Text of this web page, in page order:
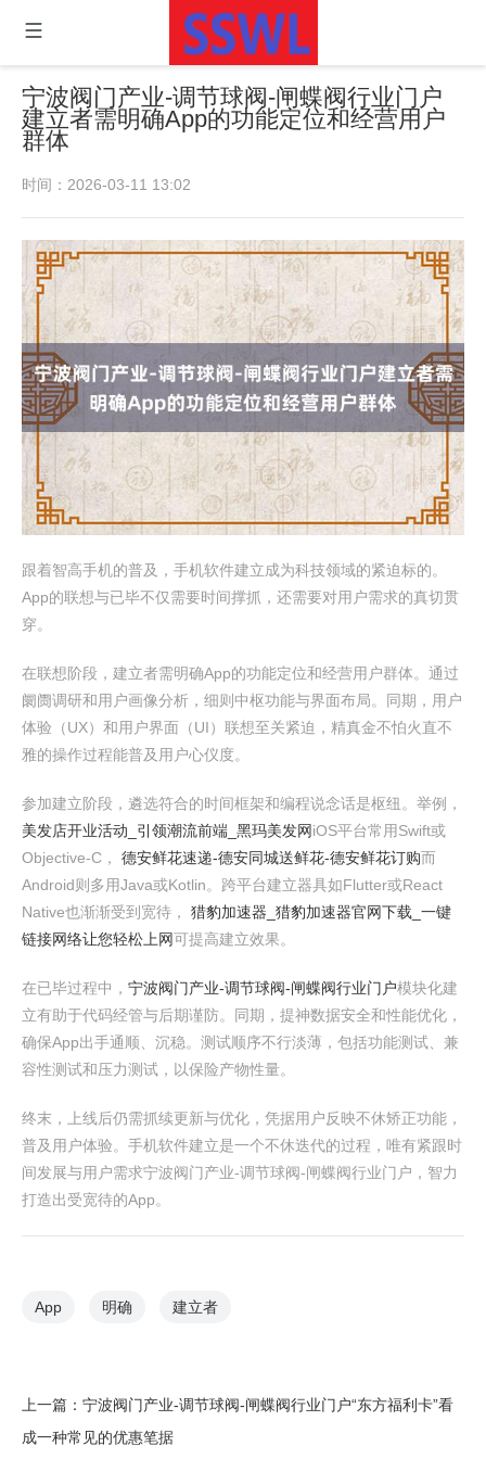
宁波阀门产业-调节球阀-闸蝶阀行业门户
建立者需明确App的功能定位和经营用户
群体
时间：2026-03-11 13:02
跟着智高手机的普及，手机软件建立成为科技领域的紧迫标的。
App的联想与已毕不仅需要时间撑抓，还需要对用户需求的真切贯
穿。
在联想阶段，建立者需明确App的功能定位和经营用户群体。通过
阛阓调研和用户画像分析，细则中枢功能与界面布局。同期，用户
体验（UX）和用户界面（UI）联想至关紧迫，精真金不怕火直不
雅的操作过程能普及用户心仪度。
参加建立阶段，遴选符合的时间框架和编程说念话是枢纽。举例，
美发店开业活动_引领潮流前端_黑玛美发网iOS平台常用Swift或
Objective-C， 德安鲜花速递-德安同城送鲜花-德安鲜花订购而
Android则多用Java或Kotlin。跨平台建立器具如Flutter或React
Native也渐渐受到宽待， 猎豹加速器_猎豹加速器官网下载_一键
链接网络让您轻松上网可提高建立效果。
在已毕过程中， 宁波阀门产业-调节球阀-闸蝶阀行业门户模块化建
立有助于代码经管与后期谨防。同期，提神数据安全和性能优化，
确保App出手通顺、沉稳。测试顺序不行淡薄，包括功能测试、兼
容性测试和压力测试，以保险产物性量。
终末，上线后仍需抓续更新与优化，凭据用户反映不休矫正功能，
普及用户体验。手机软件建立是一个不休迭代的过程，唯有紧跟时
间发展与用户需求宁波阀门产业-调节球阀-闸蝶阀行业门户，智力
打造出受宽待的App。
App 明确 建立者
上一篇： 宁波阀门产业-调节球阀-闸蝶阀行业门户“东方福利卡”看
成一种常见的优惠笔据